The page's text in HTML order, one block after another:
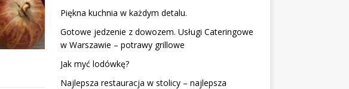
Piękna kuchnia w każdym detalu.
Gotowe jedzenie z dowozem. Usługi Cateringowe
w Warszawie – potrawy grillowe
Jak myć lodówkę?
Najlepsza restauracja w stolicy – najlepsza